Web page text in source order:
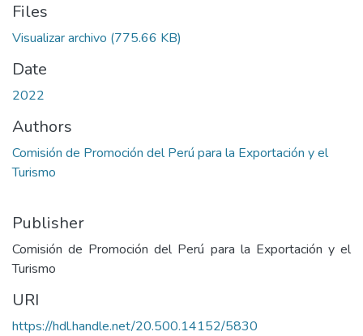
Files
Visualizar archivo (775.66 KB)
Date
2022
Authors
Comisión de Promoción del Perú para la Exportación y el
Turismo
Publisher
Comisión de Promoción del Perú para la Exportación y el
Turismo
URI
https://hdl.handle.net/20.500.14152/5830